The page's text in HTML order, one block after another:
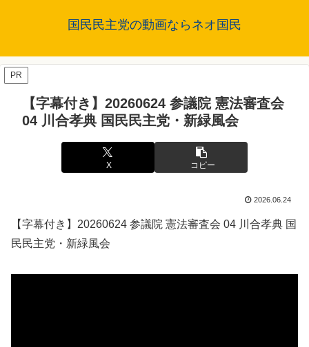
国民民主党の動画ならネオ国民
PR
【字幕付き】20260624 参議院 憲法審査会
04 川合孝典 国民民主党・新緑風会
X コピー
2026.06.24
【字幕付き】20260624 参議院 憲法審査会 04 川合孝典 国
民民主党・新緑風会